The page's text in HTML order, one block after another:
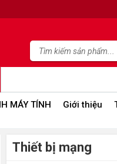
MÁY TÍNH Giới thiệu
Thiết bị mạng